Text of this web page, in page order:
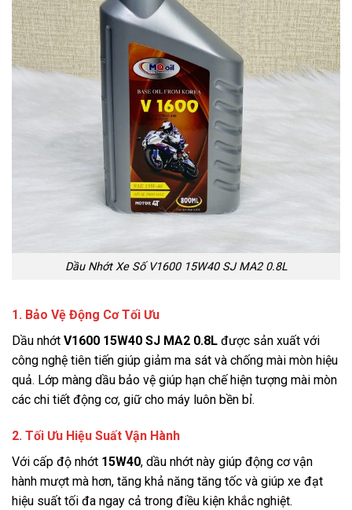
Dầu Nhớt Xe Số V1600 15W40 SJ MA2 0.8L
1. Bảo Vệ Động Cơ Tối Ưu
Dầu nhớt V1600 15W40 SJ MA2 0.8L được sản xuất với
công nghệ tiên tiến giúp giảm ma sát và chống mài mòn hiệu
quả. Lớp màng dầu bảo vệ giúp hạn chế hiện tượng mài mòn
các chi tiết động cơ, giữ cho máy luôn bền bỉ.
2. Tối Ưu Hiệu Suất Vận Hành
Với cấp độ nhớt 15W40, dầu nhớt này giúp động cơ vận
hành mượt mà hơn, tăng khả năng tăng tốc và giúp xe đạt
hiệu suất tối đa ngay cả trong điều kiện khắc nghiệt.